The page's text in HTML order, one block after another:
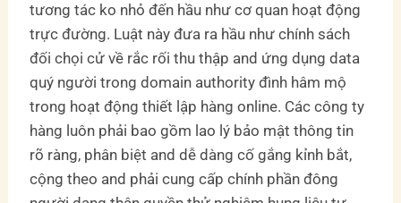
tương tác ko nhỏ đến hầu như cơ quan hoạt động
trực đường. Luật này đưa ra hầu như chính sách
đối chọi cử về rắc rối thu thập and ứng dụng data
quý người trong domain authority đình hâm mộ
trong hoạt động thiết lập hàng online. Các công ty
hàng luôn phải bao gồm lao lý bảo mật thông tin
rõ ràng, phân biệt and dễ dàng cố gắng kỉnh bắt,
cộng theo and phải cung cấp chính phần đông